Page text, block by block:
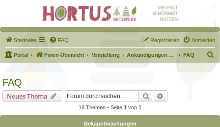
Startseite FAQ Anmelden
Registrieren
Portal Foren-Übersicht Vorstellung Ankündigungen & Fragen zum Forum FAQ
u
FAQ
Neues Thema Suche
18 Themen • Seite 1 von 1
Bekanntmachungen